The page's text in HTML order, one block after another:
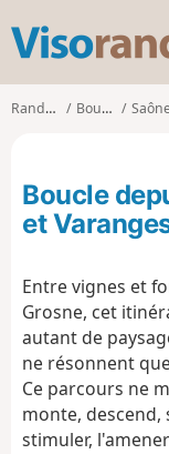
Randonnées Bourgogne Saône-et-
Boucle
et
Entre vignes et
Grosne, cet
autant de
ne résonnent
Ce parcours ne
monte, descend,
stimuler,